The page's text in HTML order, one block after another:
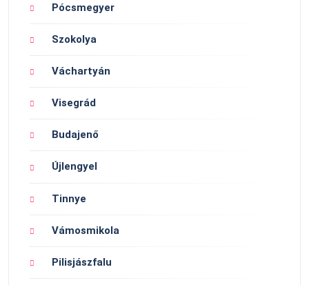
Pócsmegyer
Szokolya
Váchartyán
Visegrád
Budajenő
Újlengyel
Tinnye
Vámosmikola
Pilisjászfalu